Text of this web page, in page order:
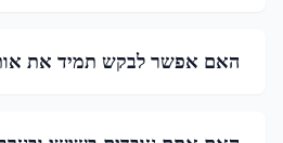
האם אפשר לבקש תמיד את אותו